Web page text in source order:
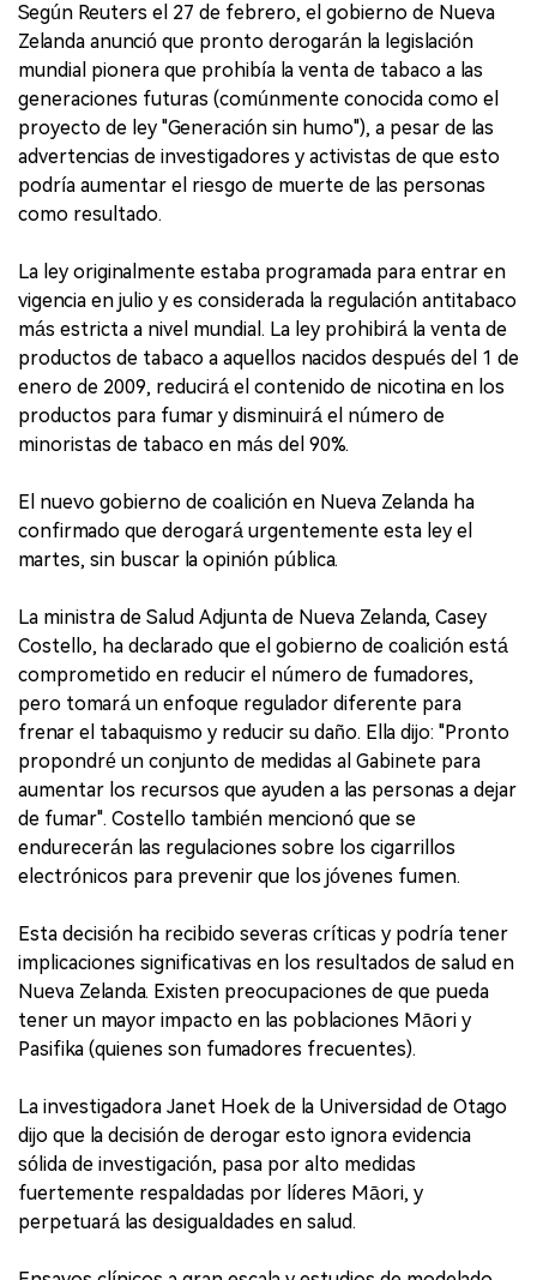
Según Reuters el 27 de febrero, el gobierno de Nueva
Zelanda anunció que pronto derogarán la legislación
mundial pionera que prohibía la venta de tabaco a las
generaciones futuras (comúnmente conocida como el
proyecto de ley "Generación sin humo"), a pesar de las
advertencias de investigadores y activistas de que esto
podría aumentar el riesgo de muerte de las personas
como resultado.
La ley originalmente estaba programada para entrar en
vigencia en julio y es considerada la regulación antitabaco
más estricta a nivel mundial. La ley prohibirá la venta de
productos de tabaco a aquellos nacidos después del 1 de
enero de 2009, reducirá el contenido de nicotina en los
productos para fumar y disminuirá el número de
minoristas de tabaco en más del 90%.
El nuevo gobierno de coalición en Nueva Zelanda ha
confirmado que derogará urgentemente esta ley el
martes, sin buscar la opinión pública.
La ministra de Salud Adjunta de Nueva Zelanda, Casey
Costello, ha declarado que el gobierno de coalición está
comprometido en reducir el número de fumadores,
pero tomará un enfoque regulador diferente para
frenar el tabaquismo y reducir su daño. Ella dijo: "Pronto
propondré un conjunto de medidas al Gabinete para
aumentar los recursos que ayuden a las personas a dejar
de fumar". Costello también mencionó que se
endurecerán las regulaciones sobre los cigarrillos
electrónicos para prevenir que los jóvenes fumen.
Esta decisión ha recibido severas críticas y podría tener
implicaciones significativas en los resultados de salud en
Nueva Zelanda. Existen preocupaciones de que pueda
tener un mayor impacto en las poblaciones Māori y
Pasifika (quienes son fumadores frecuentes).
La investigadora Janet Hoek de la Universidad de Otago
dijo que la decisión de derogar esto ignora evidencia
sólida de investigación, pasa por alto medidas
fuertemente respaldadas por líderes Māori, y
perpetuará las desigualdades en salud.